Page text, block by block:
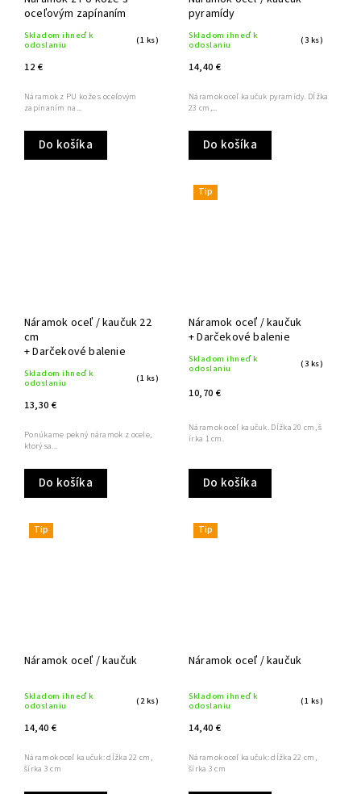
oceľovým zapínaním
Skladom ihneď k
odoslaniu
(1 ks)
12 €
Do košíka
Náramok z PU kože s oceľovým
zapínaním na...
pyramídy
Skladom ihneď k
odoslaniu
(3 ks)
14,40 €
Do košíka
Náramok oceľ kaučuk pyramídy. Dĺžka
23 cm,...
Náramok oceľ / kaučuk 22
cm
+ Darčekové balenie
Skladom ihneď k
odoslaniu
(1 ks)
13,30 €
Do košíka
Ponúkame pekný náramok z ocele,
ktorý sa...
Tip
Náramok oceľ / kaučuk
+ Darčekové balenie
Skladom ihneď k
odoslaniu
(3 ks)
10,70 €
Do košíka
Náramok oceľ kaučuk. Dĺžka 20 cm, š
írka 1 cm.
Tip
Náramok oceľ / kaučuk
Skladom ihneď k
odoslaniu
(2 ks)
14,40 €
Náramok oceľ kaučuk: dĺžka 22 cm,
šírka 3 cm
Tip
Náramok oceľ / kaučuk
Skladom ihneď k
odoslaniu
(1 ks)
14,40 €
Náramok oceľ kaučuk: dĺžka 22 cm,
šírka 3 cm